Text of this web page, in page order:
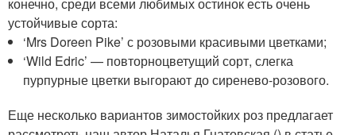
устойчивые сорта:
‘Mrs Doreen Pike’ с розовыми красивыми цветками;
‘Wild Edric’ — повторноцветущий сорт, слегка
пурпурные цветки выгорают до сиренево-розового.
Еще несколько вариантов зимостойких роз предлагает